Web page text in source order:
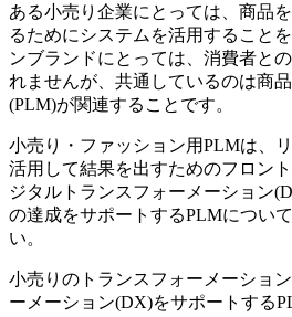
ある小売り企業にとっては、商品
るためにシステムを活用すること
ンブランドにとっては、消費者と
れませんが、共通しているのは商
(PLM)が関連することです。
小売り・ファッション用PLMは、
活用して結果を出すためのフロン
ジタルトランスフォーメーション
の達成をサポートするPLMについ
い。
小売りのトランスフォーメーショ
ーメーション(DX)をサポートする